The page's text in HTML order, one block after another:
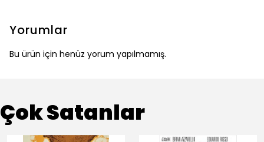
Yorumlar
Bu ürün için henüz yorum yapılmamış.
Çok Satanlar